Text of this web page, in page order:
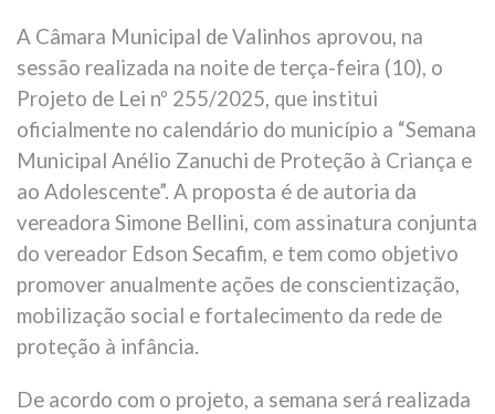
A Câmara Municipal de Valinhos aprovou, na
sessão realizada na noite de terça-feira (10), o
Projeto de Lei nº 255/2025, que institui
oficialmente no calendário do município a “Semana
Municipal Anélio Zanuchi de Proteção à Criança e
ao Adolescente”. A proposta é de autoria da
vereadora Simone Bellini, com assinatura conjunta
do vereador Edson Secafim, e tem como objetivo
promover anualmente ações de conscientização,
mobilização social e fortalecimento da rede de
proteção à infância.
De acordo com o projeto, a semana será realizada